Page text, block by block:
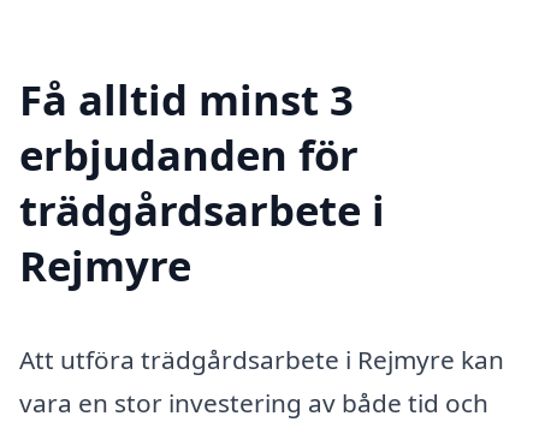
Få alltid minst 3
erbjudanden för
trädgårdsarbete i
Rejmyre
Att utföra trädgårdsarbete i Rejmyre kan
vara en stor investering av både tid och